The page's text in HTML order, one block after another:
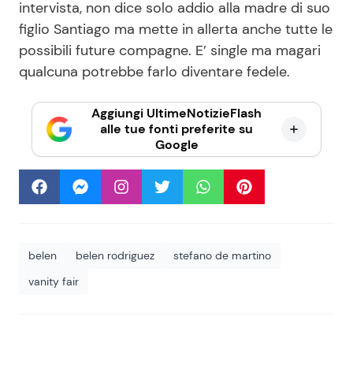
intervista, non dice solo addio alla madre di suo
figlio Santiago ma mette in allerta anche tutte le
possibili future compagne. E’ single ma magari
qualcuna potrebbe farlo diventare fedele.
Aggiungi UltimeNotizieFlash
alle tue fonti preferite su
Google
belen belen rodriguez
stefano de martino
vanity fair